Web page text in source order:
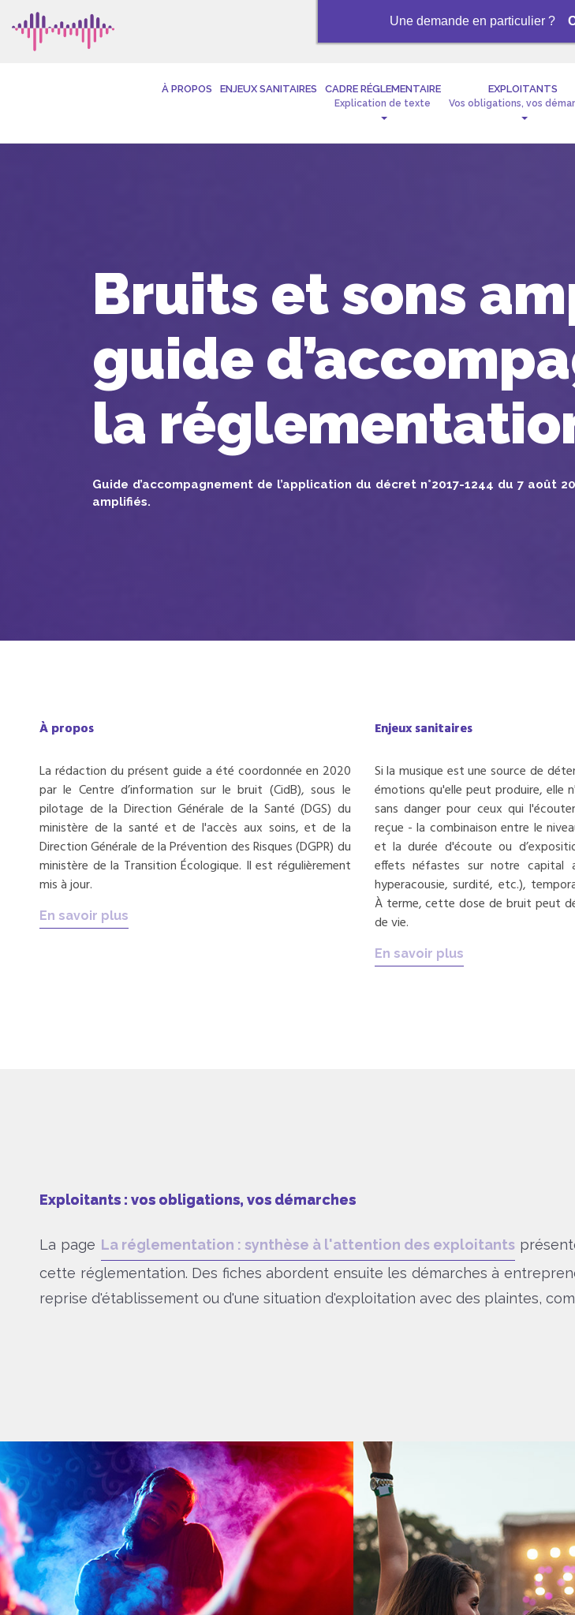
À PROPOS ENJEUX SANITAIRES CADRE RÉGLEMENTAIRE
Explication de texte
EXPLOITANTS
Vos obligations, vos
Bruits et sons
guide
la
Guide d’accompagnement de l’application du décret n°2017-1244 du 7
amplifiés.
À propos
La rédaction du présent guide a été coordonnée en 2020
par le Centre d’information sur le bruit (CidB), sous le
pilotage de la Direction Générale de la Santé (DGS) du
ministère de la santé et de l'accès aux soins, et de la
Direction Générale de la Prévention des Risques (DGPR) du
ministère de la Transition Écologique. Il est régulièrement
mis à jour.
En savoir plus
Enjeux sanitaires
Si la musique est une source de
émotions qu'elle peut produire, elle
sans danger pour ceux qui
reçue - la combinaison entre le
et la durée d'écoute ou
effets néfastes sur notre capital
hyperacousie, surdité, etc.),
À terme, cette dose de bruit peut
de vie.
En savoir plus
Exploitants : vos obligations, vos démarches
La page La réglementation : synthèse à l'attention des exploitants
cette réglementation. Des fiches abordent ensuite les démarches à
reprise d'établissement ou d'une situation d'exploitation avec des plaintes,
Une demande en particulier ?